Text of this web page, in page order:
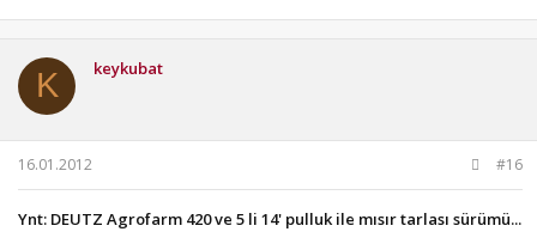
K keykubat
16.01.2012 #16
Ynt: DEUTZ Agrofarm 420 ve 5 li 14' pulluk ile mısır tarlası sürümü...